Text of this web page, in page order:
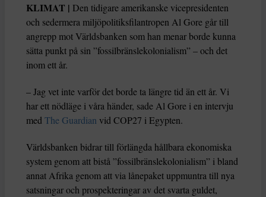
KLIMAT | Den tidigare amerikanske vicepresidenten
och sedermera miljöpolitiksfilantropen Al Gore går till
angrepp mot Världsbanken som han menar borde kunna
sätta punkt på sin ”fossilbränslekolonialism” – och det
inom ett år.
– Jag vet inte varför det borde ta längre tid än ett år. Vi
har ett nödläge i våra händer, sade Al Gore i en intervju
med The Guardian vid COP27 i Egypten.
Världsbanken bidrar till förlängda hållbara ekonomiska
system genom att bistå ”fossilbränslekolonialism” i bland
annat Afrika genom att via lånepaket uppmuntra till nya
satsningar och prospekteringar av det svarta guldet,